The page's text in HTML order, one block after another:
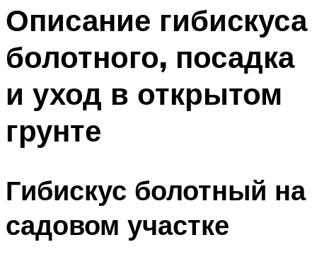
Описание гибискуса
болотного, посадка
и уход в открытом
грунте
Гибискус болотный на
садовом участке